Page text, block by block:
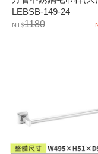
LEBSB-149-24
1180